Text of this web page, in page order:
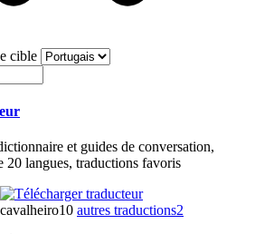
cible
et guides de conversation,
20 langues, traductions favoris
cavalheiro10 autres traductions2